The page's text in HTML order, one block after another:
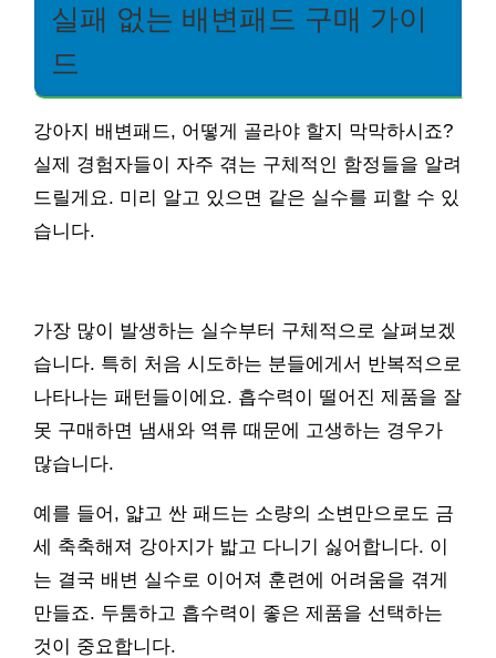
실패 없는 배변패드 구매 가이
드
강아지 배변패드, 어떻게 골라야 할지 막막하시죠?
실제 경험자들이 자주 겪는 구체적인 함정들을 알려
드릴게요. 미리 알고 있으면 같은 실수를 피할 수 있
습니다.
가장 많이 발생하는 실수부터 구체적으로 살펴보겠
습니다. 특히 처음 시도하는 분들에게서 반복적으로
나타나는 패턴들이에요. 흡수력이 떨어진 제품을 잘
못 구매하면 냄새와 역류 때문에 고생하는 경우가
많습니다.
예를 들어, 얇고 싼 패드는 소량의 소변만으로도 금
세 축축해져 강아지가 밟고 다니기 싫어합니다. 이
는 결국 배변 실수로 이어져 훈련에 어려움을 겪게
만들죠. 두툼하고 흡수력이 좋은 제품을 선택하는
것이 중요합니다.